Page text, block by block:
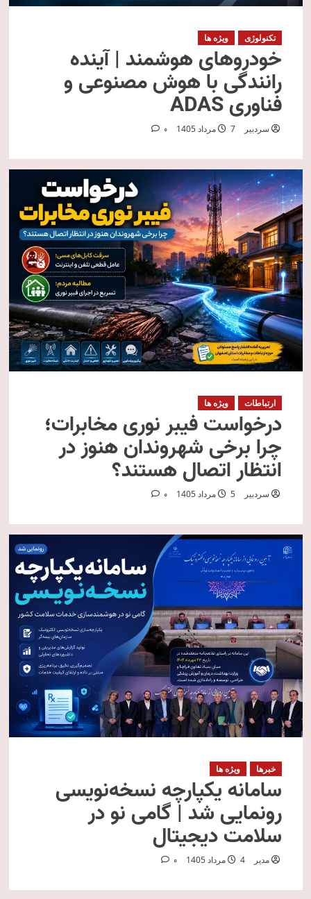
تکنولوژی ویژه ها
خودروهای هوشمند | آینده
رانندگی با هوش مصنوعی و
فناوری ADAS
سردبیر 7 مرداد 1405 0
ارتباطات ویژه ها
درخواست فیبر نوری مخابرات؛
چرا برخی شهروندان هنوز در
انتظار اتصال هستند؟
سردبیر 5 مرداد 1405 0
خبرها ویژه ها
سامانه یکپارچه نسخه‌نویسی
رونمایی شد | گامی نو در
سلامت دیجیتال
مدیر 4 مرداد 1405 0